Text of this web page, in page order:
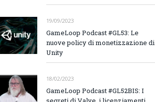
19/09/2023
GameLoop Podcast #GL53: Le
nuove policy di monetizzazione di
Unity
18/02/2023
GameLoop Podcast #GL52BIS: I